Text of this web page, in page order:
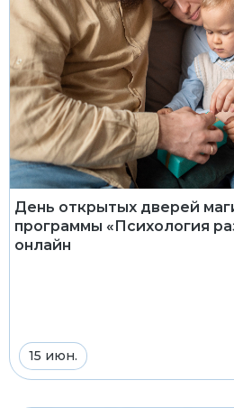
День открытых дверей
программы «Психология
онлайн
15 июн.